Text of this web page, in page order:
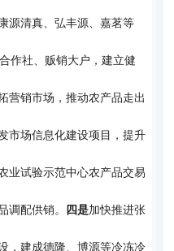
源清真、弘丰源、嘉茗等
作社、贩销大户，建立健
营销市场，推动农产品走出
市场信息化建设项目，提升
业试验示范中心农产品交易
调配供销。 四是加快推进张
，建成德隆、博源等冷冻冷